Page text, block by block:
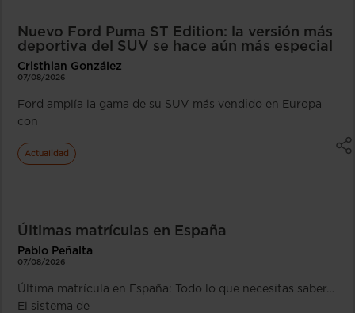
Nuevo Ford Puma ST Edition: la versión más
deportiva del SUV se hace aún más especial
Cristhian González
07/08/2026
Ford amplía la gama de su SUV más vendido en Europa
con
Actualidad
Últimas matrículas en España
Pablo Peñalta
07/08/2026
Última matrícula en España: Todo lo que necesitas saber…
El sistema de